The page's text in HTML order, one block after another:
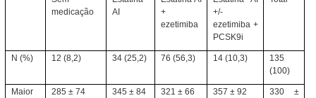
medicação
AI
+
ezetimiba
+/-
ezetimiba +
PCSK9i
N (%) 12 (8,2) 34 (25,2) 76 (56,3) 14 (10,3)
135
(100)
Maior
285 ± 74 345 ±84 321 ±66 357 ± 92 330±